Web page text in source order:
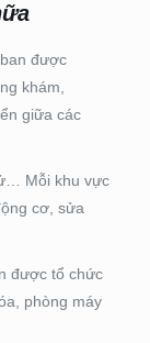
được
khám,
giữa các
Mỗi khu vực
cơ, sửa
được tổ chức
phòng máy